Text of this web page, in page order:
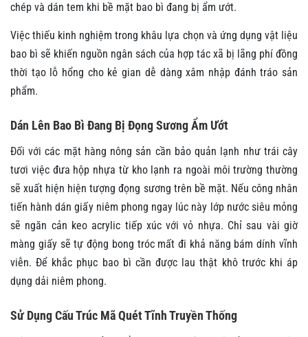
chép và dán tem khi bề mặt bao bì đang bị ẩm ướt.
Việc thiếu kinh nghiệm trong khâu lựa chọn và ứng dụng vật liệu
bao bì sẽ khiến nguồn ngân sách của hợp tác xã bị lãng phí đồng
thời tạo lỗ hổng cho kẻ gian dễ dàng xâm nhập đánh tráo sản
phẩm.
Dán Lên Bao Bì Đang Bị Đọng Sương Ẩm Ướt
Đối với các mặt hàng nông sản cần bảo quản lạnh như trái cây
tươi việc đưa hộp nhựa từ kho lạnh ra ngoài môi trường thường
sẽ xuất hiện hiện tượng đọng sương trên bề mặt. Nếu công nhân
tiến hành dán giấy niêm phong ngay lúc này lớp nước siêu mỏng
sẽ ngăn cản keo acrylic tiếp xúc với vỏ nhựa. Chỉ sau vài giờ
màng giấy sẽ tự động bong tróc mất đi khả năng bám dính vĩnh
viễn. Để khắc phục bao bì cần được lau thật khô trước khi áp
dụng dải niêm phong.
Sử Dụng Cấu Trúc Mã Quét Tĩnh Truyền Thống